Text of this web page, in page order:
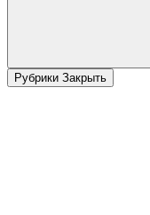
Рубрики Закрыть